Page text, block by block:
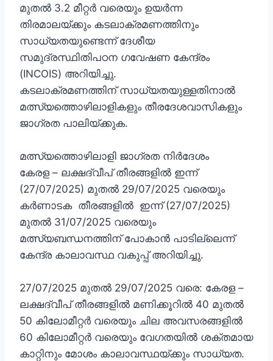
മുതൽ 3.2 മീറ്റർ വരെയും ഉയർന്ന
തിരമാലയ്ക്കും കടലാക്രമണത്തിനും
സാധ്യതയുണ്ടെന്ന് ദേശീയ
സമുദ്രസ്ഥിതിപഠന ഗവേഷണ കേന്ദ്രം
(INCOIS) അറിയിച്ചു.
കടലാക്രമണത്തിന് സാധ്യതയുള്ളതിനാൽ
മത്സ്യത്തൊഴിലാളികളും തീരദേശവാസികളും
ജാഗ്രത പാലിയ്ക്കുക.
മത്സ്യത്തൊഴിലാളി ജാഗ്രത നിർദേശം
കേരള – ലക്ഷദ്വീപ് തീരങ്ങളിൽ ഇന്ന്
(27/07/2025) മുതൽ 29/07/2025 വരെയും
കർണാടക തീരങ്ങളിൽ ഇന്ന് (27/07/2025)
മുതൽ 31/07/2025 വരെയും
മത്സ്യബന്ധനത്തിന് പോകാൻ പാടില്ലെന്ന്
കേന്ദ്ര കാലാവസ്ഥ വകുപ്പ് അറിയിച്ചു.
27/07/2025 മുതൽ 29/07/2025 വരെ: കേരള –
ലക്ഷദ്വീപ് തീരങ്ങളിൽ മണിക്കൂറിൽ 40 മുതൽ
50 കിലോമീറ്റർ വരെയും ചില അവസരങ്ങളിൽ
60 കിലോമീറ്റർ വരെയും വേഗതയിൽ ശക്തമായ
കാറ്റിനും മോശം കാലാവസ്ഥയ്ക്കും സാധ്യത.